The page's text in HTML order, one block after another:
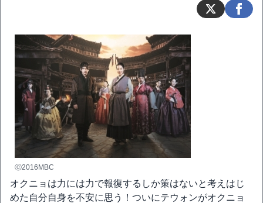
ⓒ2016MBC
オクニョは力には力で報復するしか策はないと考えはじ
めた自分自身を不安に思う！ついにテウォンがオクニョ